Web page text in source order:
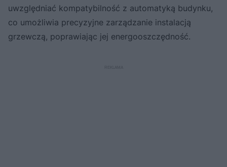
uwzględniać kompatybilność z automatyką budynku,
co umożliwia precyzyjne zarządzanie instalacją
grzewczą, poprawiając jej energooszczędność.